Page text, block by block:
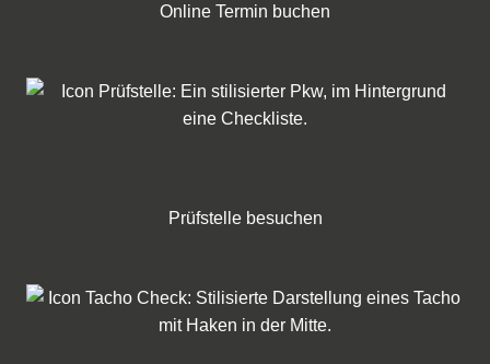
Online Termin buchen
Prüfstelle besuchen